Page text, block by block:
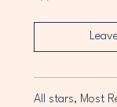
All stars, Most